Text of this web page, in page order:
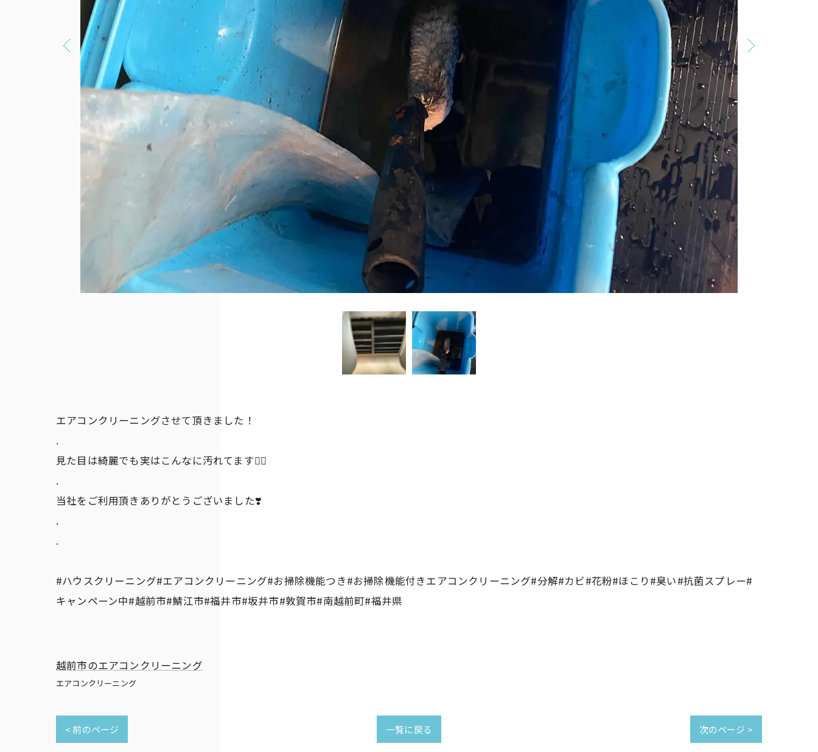
エアコンクリーニングさせて頂きました！
.
見た目は綺麗でも実はこんなに汚れてます😵‍💫
.
当社をご利用頂きありがとうございました❣️
.
.
#ハウスクリーニング#エアコンクリーニング#お掃除機能つき#お掃除機能付きエアコンクリーニング#分解#カビ#花粉#ほこり#臭い#抗菌スプレー#
キャンペーン中#越前市#鯖江市#福井市#坂井市#敦賀市#南越前町#福井県
越前市のエアコンクリーニング
エアコンクリーニング
< 前のページ 一覧に戻る 次のページ >